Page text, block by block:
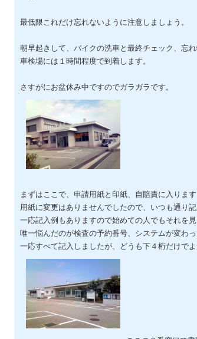
最低限これだけ忘れないように注意しましょう。
朝早起きして、バイクの洗車と最終チェック、忘
車検場には１時間程度で到着します。
さすがにお盆休み中ですのでガラガラです。
まずはここで、申請用紙と印紙、自賠責に入ります
用紙に変更はありませんでしたので、いつも通り記
一応記入例もありますので始めての人でもそれを
唯一悩んだのが検査の予約番号、システムが変わ
一応すべて記入しましたが、どうも下４桁だけでよ